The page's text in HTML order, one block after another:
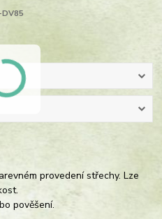
provedení střechy. Lze
pověšení.